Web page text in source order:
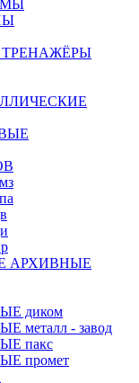
АРХИВНЫЕ
диком
- завод
пакс
промет